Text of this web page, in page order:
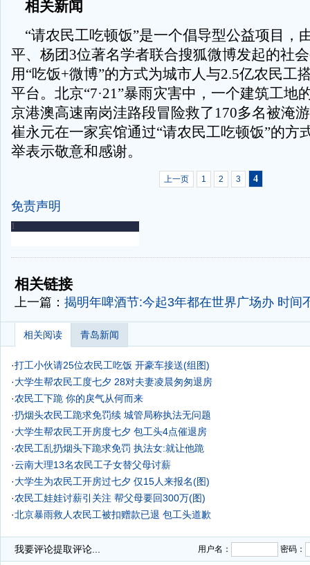
相关新闻
“请农民工吃顿饭”是一个倡导型公益项目，
平、杨团3位著名学者联合搜狐微博发起的社
用“吃饭+微博”的方式为城市人与2.5亿农民工
平台。北京“7·21”暴雨灾害中，一个建筑工地
京港澳高速南岗洼路段冒险救了170多名被淹
崔永元在一家宾馆通过“请农民工吃顿饭”的方
举表示敬意和感谢。
上一页 1 2 3 4
免责声明
-
相关链接
上一篇： 揭明年啤酒节:今起3年都在世界广场办 时间
相关阅读 青岛新闻
·打工小伙请25位农民工吃饭 开豪车接送(组图)
·大学生帮农民工度七夕 28对夫妻凌晨匆匆退房
·农民工下跪 你的戾气从何而来
·扔烟头农民工跪求免罚续 城管局称执法无问题
·大学生帮农民工开房度七夕 包工头4点催退房
·农民工乱扔烟头下跪求免罚 执法女:就让他跪
·云南大理13名农民工子女替父母讨薪
·大学生为农民工开房过七夕 仅15人来报名(图)
·农民工娃娃讨薪引关注 帮父母要回300万(图)
·北京暴雨救人农民工被扣赠款已退 包工头道歉
我要评论提取评论... 用户名： 密码：